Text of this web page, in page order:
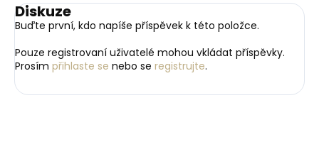
Diskuze
Buďte první, kdo napíše příspěvek k této položce.
Pouze registrovaní uživatelé mohou vkládat příspěvky.
Prosím přihlaste se nebo se registrujte.